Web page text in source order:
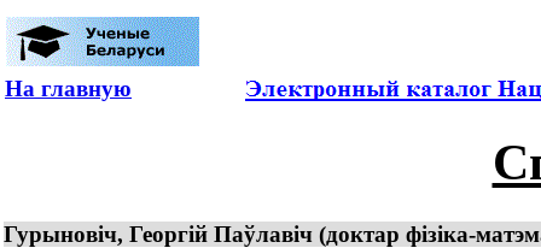
На главную
Гурыновіч, Георгій Паўлавіч (доктар фізіка-